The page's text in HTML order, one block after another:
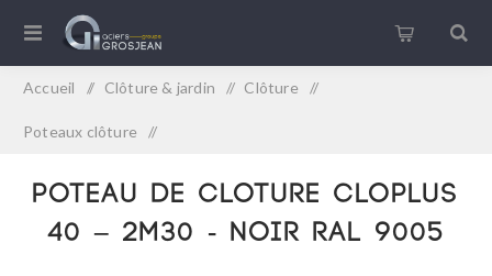
Accueil / Clôture & jardin / Clôture /
Poteaux clôture /
POTEAU DE CLOTURE CLOPLUS
40 – 2M30 - NOIR RAL 9005